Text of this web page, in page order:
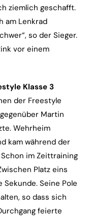
ziemlich geschafft.
am Lenkrad
so der Sieger.
vor einem
Klasse 3
der Freestyle
Martin
Wehrheim
kam während der
im Zeittraining
Platz eins
Seine Pole
so dass sich
feierte